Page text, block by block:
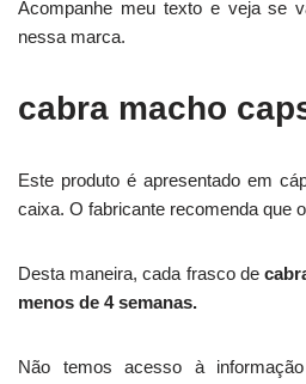
Acompanhe meu texto e veja se
nessa marca.
cabra macho
Este produto é apresentado em
caixa. O fabricante recomenda que
Desta maneira, cada frasco de
menos de 4 semanas.
Não temos acesso à